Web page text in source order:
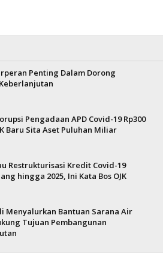
Penting Dalam Dorong
Pengadaan APD Covid-19 Rp300
Baru Sita Aset Puluhan Miliar
Restrukturisasi Kredit Covid-19
hingga 2025, Ini Kata Bos OJK
Menyalurkan Bantuan Sarana Air
Tujuan Pembangunan